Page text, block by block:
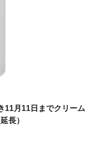
11月11日までクリーム
長）